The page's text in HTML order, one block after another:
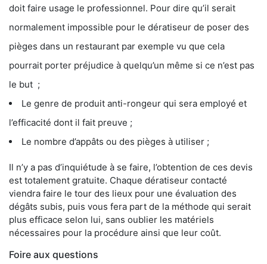
doit faire usage le professionnel. Pour dire qu’il serait
normalement impossible pour le dératiseur de poser des
pièges dans un restaurant par exemple vu que cela
pourrait porter préjudice à quelqu’un même si ce n’est pas
le but ;
Le genre de produit anti-rongeur qui sera employé et
l’efficacité dont il fait preuve ;
Le nombre d’appâts ou des pièges à utiliser ;
Il n’y a pas d’inquiétude à se faire, l’obtention de ces devis
est totalement gratuite. Chaque dératiseur contacté
viendra faire le tour des lieux pour une évaluation des
dégâts subis, puis vous fera part de la méthode qui serait
plus efficace selon lui, sans oublier les matériels
nécessaires pour la procédure ainsi que leur coût.
Foire aux questions